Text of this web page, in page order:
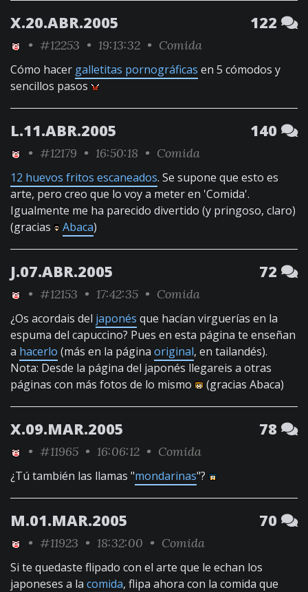
X.20.ABR.2005 122
• #12253 • 19:13:32 • Comida
Cómo hacer galletitas pornográficas en 5 cómodos y
sencillos pasos
L.11.ABR.2005 140
• #12179 • 16:50:18 • Comida
12 huevos fritos escaneados. Se supone que esto es
arte, pero creo que lo voy a meter en 'Comida'.
Igualmente me ha parecido divertido (y pringoso, claro)
(gracias
Abaca)
J.07.ABR.2005 72
• #12153 • 17:42:35 • Comida
¿Os acordais del japonés que hacían virguerías en la
espuma del capuccino? Pues en esta página te enseñan
a hacerlo (más en la página original, en tailandés).
Nota: Desde la página del japonés llegareis a otras
páginas con más fotos de lo mismo
(gracias Abaca)
X.09.MAR.2005 78
• #11965 • 16:06:12 • Comida
¿Tú también las llamas "mondarinas"?
M.01.MAR.2005 70
• #11923 • 18:32:00 • Comida
Si te quedaste flipado con el arte que le echan los
japoneses a la comida, flipa ahora con la comida que